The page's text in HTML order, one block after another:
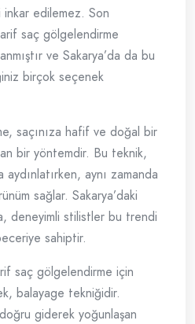
edilemez. Son
saç gölgelendirme
ve Sakarya’da da bu
birçok seçenek
saçınıza hafif ve doğal bir
bir yöntemdir. Bu teknik,
aynı zamanda
sağlar. Sakarya’daki
deneyimli stilistler bu trendi
sahiptir.
saç gölgelendirme için
balayage tekniğidir.
giderek yoğunlaşan